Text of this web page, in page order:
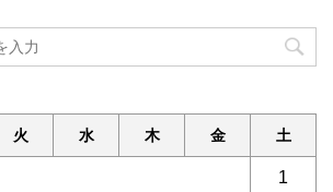
火 水 木 金 土
1